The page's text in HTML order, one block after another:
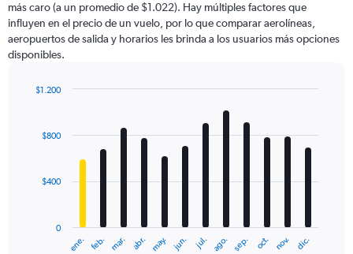
has
1
Y
axis
values.
más caro (a un promedio de $1.022). Hay múltiples factores que
influyen en el precio de un vuelo, por lo que comparar aerolíneas,
aeropuertos de salida y horarios les brinda a los usuarios más opciones
disponibles.
with
The
ene. feb. mar. abr. may. jun. jul. ago. sep. oct. nov. dic.
0
$400
$800
$1.200